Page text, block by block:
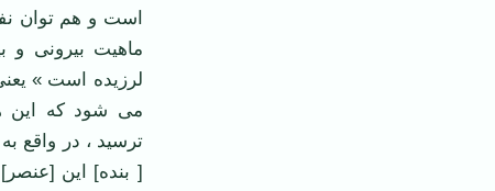
است و هم توان
ماهیت بیرونی و
لرزیده است »
می ‌شود كه این
‌ترسید ، در واقع
[ بنده] این